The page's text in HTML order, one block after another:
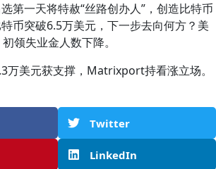
第一天将特赦“丝路创办人”，创造比特币
币突破6.5万美元，下一步去向何方？美
领失业金人数下降。
美元获支撑，Matrixport持看涨立场。
Twitter
LinkedIn